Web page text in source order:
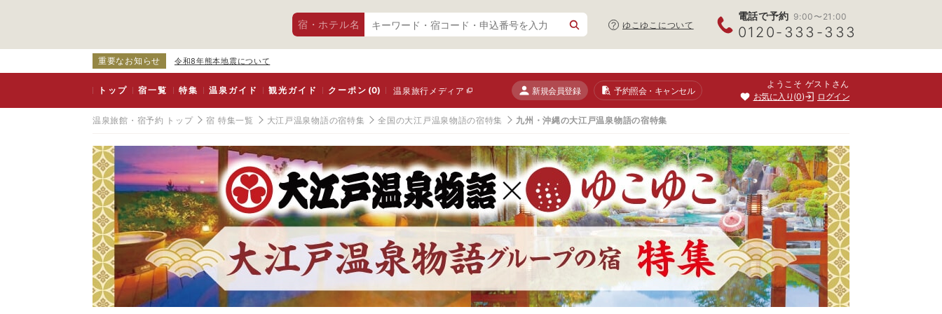
宿・ホテル名 ゆこゆこについて
電話で予約 9:00〜21:00
0120-333-333
重要なお知らせ 令和8年熊本地震について
トップ 宿一覧 特集 温泉ガイド 観光ガイド クーポン(0) 温泉旅行メディア 新規会員登録 予約照会・キャンセル
ようこそ ゲストさん
お気に入り 0 ログイン
温泉旅館・宿予約 トップ 宿 特集一覧 大江戸温泉物語の宿特集 全国の大江戸温泉物語の宿特集 九州・沖縄の大江戸温泉物語の宿特集
九
州
・
沖
縄